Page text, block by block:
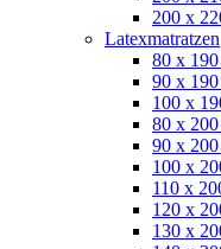
200 x
Latexmatratzen
80 x
90 x
100 x
80 x
90 x
100 x
110 x
120 x
130 x